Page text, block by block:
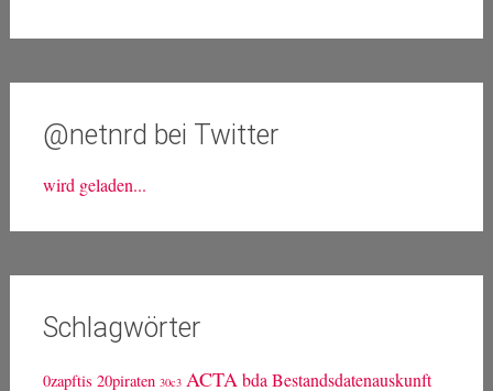
@netnrd bei Twitter
wird geladen...
Schlagwörter
0zapftis 20piraten 30c3 ACTAbda Bestandsdatenauskunft